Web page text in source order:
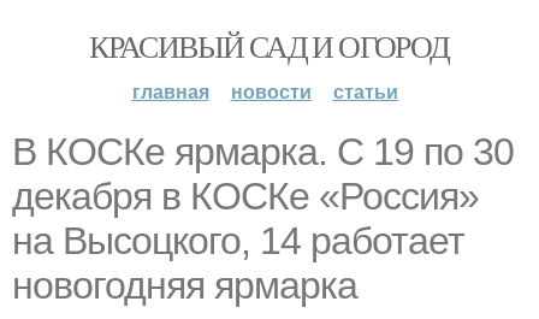
КРАСИВЫЙ САД И ОГОРОД
главная новости статьи
В КОСКе ярмарка. С 19 по 30
декабря в КОСКе «Россия»
на Высоцкого, 14 работает
новогодняя ярмарка